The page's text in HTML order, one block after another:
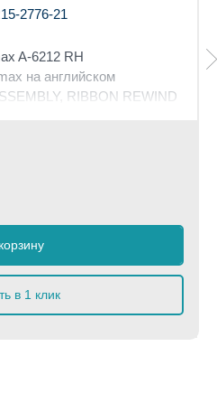
2776-21
A-6212 RH
на английском
RIBBON REWIND
в 1 клик